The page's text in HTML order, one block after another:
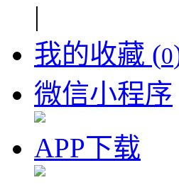
|
我的收藏 (0
微信小程序
APP下载